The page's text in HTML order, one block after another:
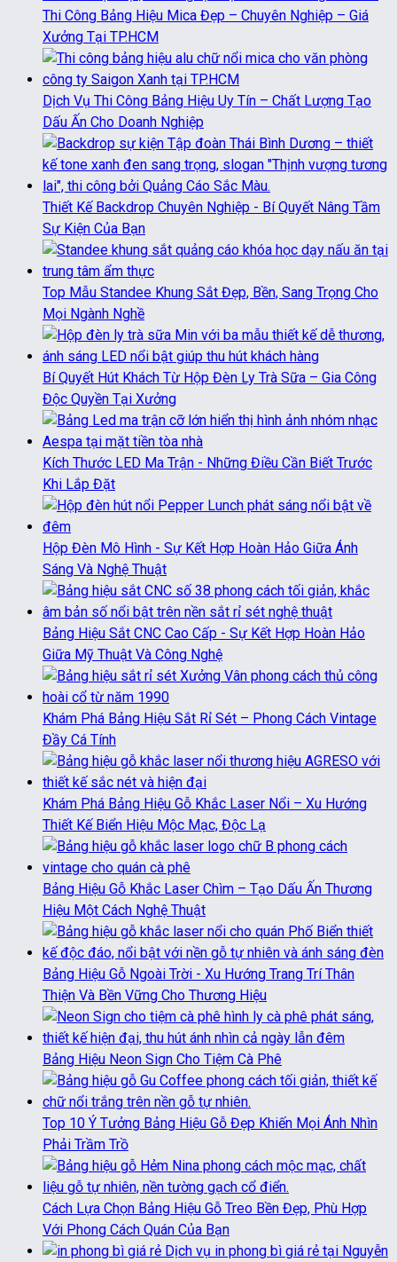
Thi Công Bảng Hiệu Mica Đẹp – Chuyên Nghiệp – Giá
Xưởng Tại TP.HCM
Dịch Vụ Thi Công Bảng Hiệu Uy Tín – Chất Lượng Tạo
Dấu Ấn Cho Doanh Nghiệp
Thiết Kế Backdrop Chuyên Nghiệp - Bí Quyết Nâng Tầm
Sự Kiện Của Bạn
Top Mẫu Standee Khung Sắt Đẹp, Bền, Sang Trọng Cho
Mọi Ngành Nghề
Bí Quyết Hút Khách Từ Hộp Đèn Ly Trà Sữa – Gia Công
Độc Quyền Tại Xưởng
Kích Thước LED Ma Trận - Những Điều Cần Biết Trước
Khi Lắp Đặt
Hộp Đèn Mô Hình - Sự Kết Hợp Hoàn Hảo Giữa Ánh
Sáng Và Nghệ Thuật
Bảng Hiệu Sắt CNC Cao Cấp - Sự Kết Hợp Hoàn Hảo
Giữa Mỹ Thuật Và Công Nghệ
Khám Phá Bảng Hiệu Sắt Rỉ Sét – Phong Cách Vintage
Đầy Cá Tính
Khám Phá Bảng Hiệu Gỗ Khắc Laser Nổi – Xu Hướng
Thiết Kế Biển Hiệu Mộc Mạc, Độc Lạ
Bảng Hiệu Gỗ Khắc Laser Chìm – Tạo Dấu Ấn Thương
Hiệu Một Cách Nghệ Thuật
Bảng Hiệu Gỗ Ngoài Trời - Xu Hướng Trang Trí Thân
Thiện Và Bền Vững Cho Thương Hiệu
Bảng Hiệu Neon Sign Cho Tiệm Cà Phê
Top 10 Ý Tưởng Bảng Hiệu Gỗ Đẹp Khiến Mọi Ánh Nhìn
Phải Trầm Trồ
Cách Lựa Chọn Bảng Hiệu Gỗ Treo Bền Đẹp, Phù Hợp
Với Phong Cách Quán Của Bạn
Dịch vụ in phong bì giá rẻ tại Nguyễn